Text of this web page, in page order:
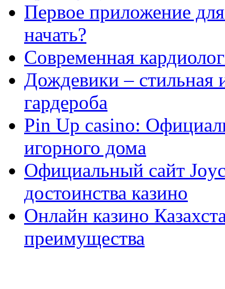
Первое приложение
начать?
Современная
Дождевики – стильная
гардероба
Pin Up casino:
игорного дома
Официальный сайт
достоинства казино
Онлайн казино
преимущества